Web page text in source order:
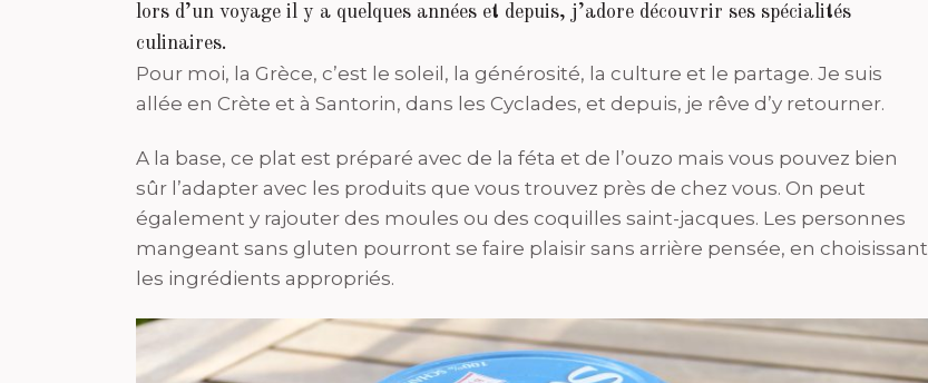
lors d’un voyage il y a quelques années et depuis, j’adore découvrir ses spécialités
culinaires.
Pour moi, la Grèce, c’est le soleil, la générosité, la culture et le partage. Je suis
allée en Crète et à Santorin, dans les Cyclades, et depuis, je rêve d’y retourner.
A la base, ce plat est préparé avec de la féta et de l’ouzo mais vous pouvez bien
sûr l’adapter avec les produits que vous trouvez près de chez vous. On peut
également y rajouter des moules ou des coquilles saint-jacques. Les personnes
mangeant sans gluten pourront se faire plaisir sans arrière pensée, en choisissant
les ingrédients appropriés.